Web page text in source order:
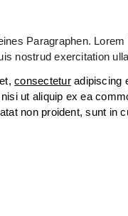
Paragraphen.
nostrud exercitation
consecteturadipiscing
ut aliquip ex ea
non proident, sunt in